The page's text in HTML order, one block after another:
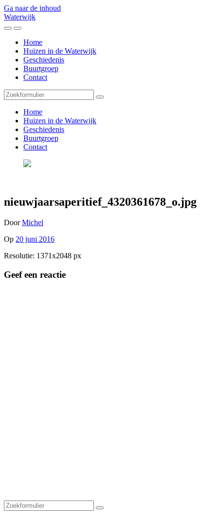
Ga naar de inhoud
Waterwijk
Toggle
mobiele
menu
Toggle
het
zoekveld
Home
Huizen in de Waterwijk
Geschiedenis
Buurtgroep
Contact
Zoeken
Home
Huizen in de Waterwijk
Geschiedenis
Buurtgroep
Contact
nieuwjaarsaperitief_4320361678_o.jpg
DoorMichel
Op 20 juni 2016
Resolutie: 1371x2048 px
Geef een reactie
Zoeken